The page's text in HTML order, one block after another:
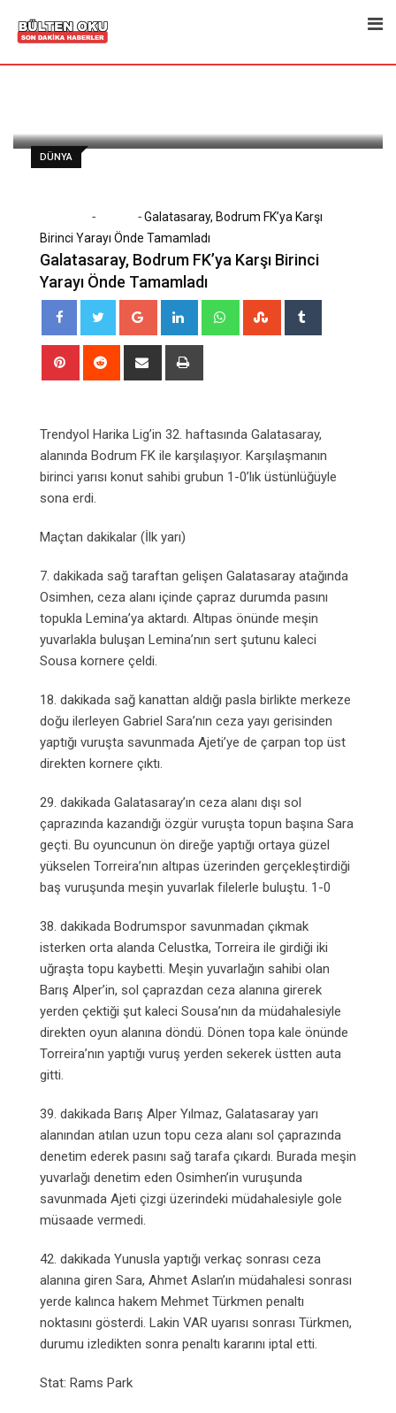
DÜNYA
muhabir
19 Nisan 2025
- -Galatasaray, Bodrum FK’ya Karşı
Birinci Yarayı Önde Tamamladı
Galatasaray, Bodrum FK’ya Karşı Birinci
Yarayı Önde Tamamladı
Google+ LinkedIn WhatsappStumbleUpon
Pinterest Reddit
Share
Trendyol Harika Lig’in 32. haftasında Galatasaray,
alanında Bodrum FK ile karşılaşıyor. Karşılaşmanın
birinci yarısı konut sahibi grubun 1-0’lık üstünlüğüyle
sona erdi.
Maçtan dakikalar (İlk yarı)
7. dakikada sağ taraftan gelişen Galatasaray atağında
Osimhen, ceza alanı içinde çapraz durumda pasını
topukla Lemina’ya aktardı. Altıpas önünde meşin
yuvarlakla buluşan Lemina’nın sert şutunu kaleci
Sousa kornere çeldi.
18. dakikada sağ kanattan aldığı pasla birlikte merkeze
doğu ilerleyen Gabriel Sara’nın ceza yayı gerisinden
yaptığı vuruşta savunmada Ajeti’ye de çarpan top üst
direkten kornere çıktı.
29. dakikada Galatasaray’ın ceza alanı dışı sol
çaprazında kazandığı özgür vuruşta topun başına Sara
geçti. Bu oyuncunun ön direğe yaptığı ortaya güzel
yükselen Torreira’nın altıpas üzerinden gerçekleştirdiği
baş vuruşunda meşin yuvarlak filelerle buluştu. 1-0
38. dakikada Bodrumspor savunmadan çıkmak
isterken orta alanda Celustka, Torreira ile girdiği iki
uğraşta topu kaybetti. Meşin yuvarlağın sahibi olan
Barış Alper’in, sol çaprazdan ceza alanına girerek
yerden çektiği şut kaleci Sousa’nın da müdahalesiyle
direkten oyun alanına döndü. Dönen topa kale önünde
Torreira’nın yaptığı vuruş yerden sekerek üstten auta
gitti.
39. dakikada Barış Alper Yılmaz, Galatasaray yarı
alanından atılan uzun topu ceza alanı sol çaprazında
denetim ederek pasını sağ tarafa çıkardı. Burada meşin
yuvarlağı denetim eden Osimhen’in vuruşunda
savunmada Ajeti çizgi üzerindeki müdahalesiyle gole
müsaade vermedi.
42. dakikada Yunusla yaptığı verkaç sonrası ceza
alanına giren Sara, Ahmet Aslan’ın müdahalesi sonrası
yerde kalınca hakem Mehmet Türkmen penaltı
noktasını gösterdi. Lakin VAR uyarısı sonrası Türkmen,
durumu izledikten sonra penaltı kararını iptal etti.
Stat: Rams Park